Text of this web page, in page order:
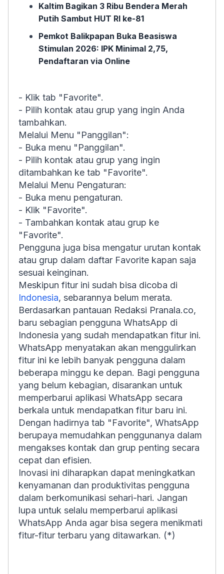
Kaltim Bagikan 3 Ribu Bendera Merah
Putih Sambut HUT RI ke-81
Pemkot Balikpapan Buka Beasiswa
Stimulan 2026: IPK Minimal 2,75,
Pendaftaran via Online
- Klik tab "Favorite".
- Pilih kontak atau grup yang ingin Anda
tambahkan.
Melalui Menu "Panggilan":
- Buka menu "Panggilan".
- Pilih kontak atau grup yang ingin
ditambahkan ke tab "Favorite".
Melalui Menu Pengaturan:
- Buka menu pengaturan.
- Klik "Favorite".
- Tambahkan kontak atau grup ke
"Favorite".
Pengguna juga bisa mengatur urutan kontak
atau grup dalam daftar Favorite kapan saja
sesuai keinginan.
Meskipun fitur ini sudah bisa dicoba di
Indonesia, sebarannya belum merata.
Berdasarkan pantauan Redaksi Pranala.co,
baru sebagian pengguna WhatsApp di
Indonesia yang sudah mendapatkan fitur ini.
WhatsApp menyatakan akan menggulirkan
fitur ini ke lebih banyak pengguna dalam
beberapa minggu ke depan. Bagi pengguna
yang belum kebagian, disarankan untuk
memperbarui aplikasi WhatsApp secara
berkala untuk mendapatkan fitur baru ini.
Dengan hadirnya tab "Favorite", WhatsApp
berupaya memudahkan penggunanya dalam
mengakses kontak dan grup penting secara
cepat dan efisien.
Inovasi ini diharapkan dapat meningkatkan
kenyamanan dan produktivitas pengguna
dalam berkomunikasi sehari-hari. Jangan
lupa untuk selalu memperbarui aplikasi
WhatsApp Anda agar bisa segera menikmati
fitur-fitur terbaru yang ditawarkan. (*)